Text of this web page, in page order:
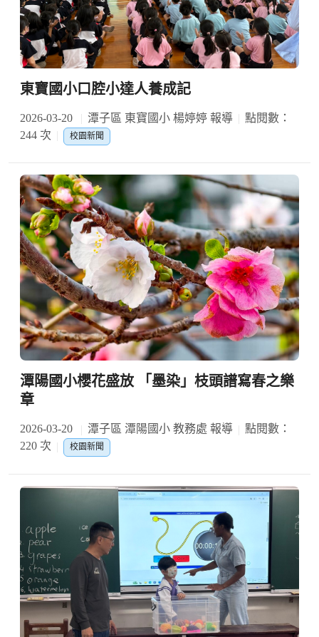
東寶國小口腔小達人養成記
2026-03-20 潭子區 東寶國小 楊婷婷 報導
點閱數：
244 次
校園新聞
潭陽國小櫻花盛放 「墨染」枝頭譜寫春之樂
章
2026-03-20 潭子區 潭陽國小 教務處 報導
點閱數：
220 次
校園新聞